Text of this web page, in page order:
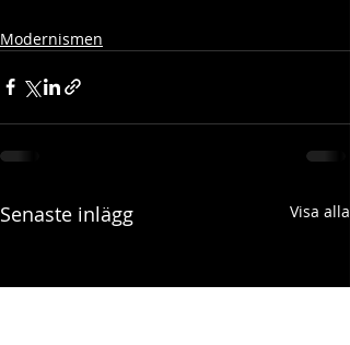
Modernismen
Senaste inlägg Visa alla